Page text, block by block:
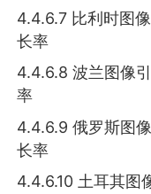
4.4.6.7 比利时图
长率
4.4.6.8 波兰图像
率
4.4.6.9 俄罗斯图
长率
4.4.6.10 土耳其图